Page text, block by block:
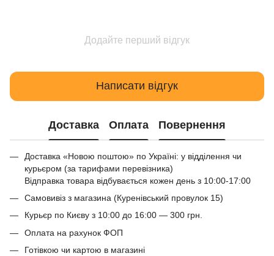
Додайте перший відгук
Написати відгук
Доставка Оплата Повернення
Доставка «Новою поштою» по Україні: у відділення чи
курьєром (за тарифами перевізника)
Відправка товара відбувається кожен день з 10:00-17:00
Самовивіз з магазина (Куренівський провулок 15)
Курьєр по Києву з 10:00 до 16:00 — 300 грн.
Оплата на рахунок ФОП
Готівкою чи картою в магазині